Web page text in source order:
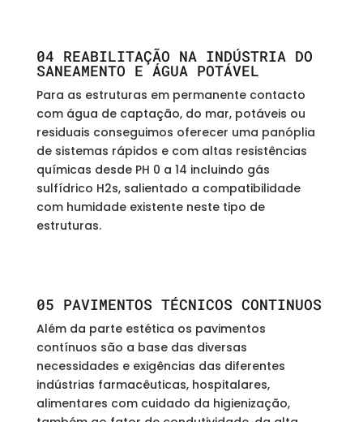
04 REABILITAÇÃO NA INDÚSTRIA DO
SANEAMENTO E ÁGUA POTÁVEL
Para as estruturas em permanente contacto
com água de captação, do mar, potáveis ou
residuais conseguimos oferecer uma panóplia
de sistemas rápidos e com altas resistências
químicas desde PH 0 a 14 incluindo gás
sulfídrico H2s, salientado a compatibilidade
com humidade existente neste tipo de
estruturas.
05 PAVIMENTOS TÉCNICOS CONTINUOS
Além da parte estética os pavimentos
contínuos são a base das diversas
necessidades e exigências das diferentes
indústrias farmacêuticas, hospitalares,
alimentares com cuidado da higienização,